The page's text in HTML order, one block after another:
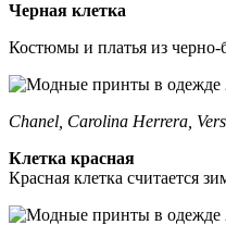
Черная клетка
Костюмы и платья из черно-
Chanel, Carolina Herrera,
Клетка красная
Красная клетка считается